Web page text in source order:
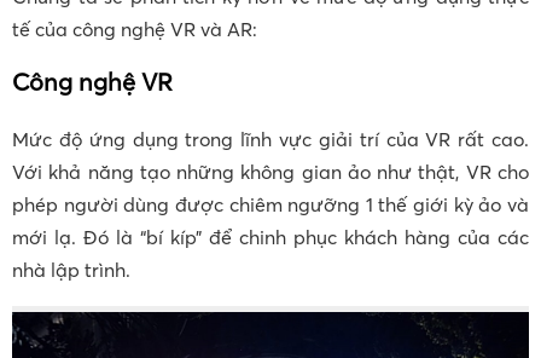
tế của công nghệ VR và AR:
Công nghệ VR
Mức độ ứng dụng trong lĩnh vực giải trí của VR rất cao.
Với khả năng tạo những không gian ảo như thật, VR cho
phép người dùng được chiêm ngưỡng 1 thế giới kỳ ảo và
mới lạ. Đó là “bí kíp” để chinh phục khách hàng của các
nhà lập trình.